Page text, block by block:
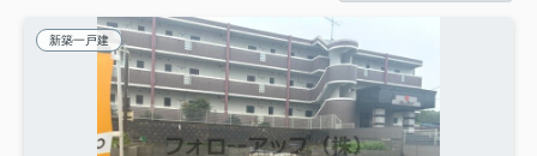
新築一戸建